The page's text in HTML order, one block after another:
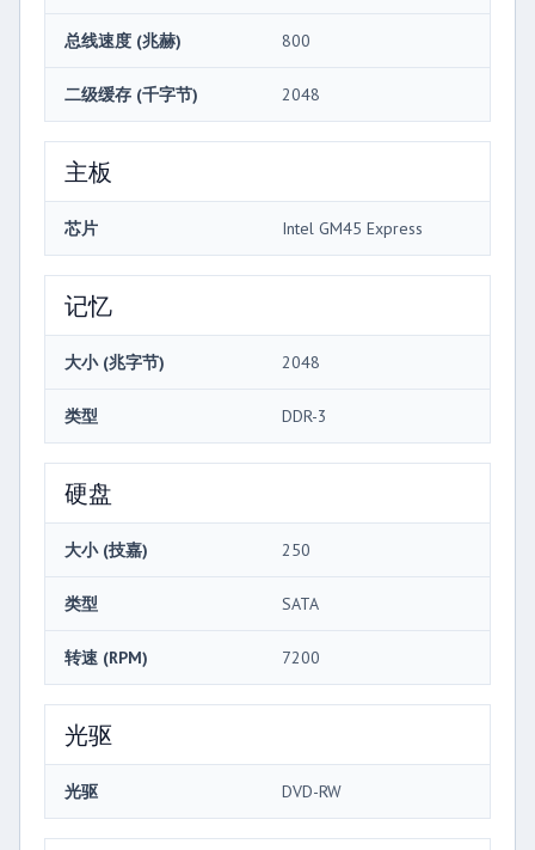
总线速度 (兆赫) 800
二级缓存 (千字节) 2048
主板
芯片 Intel GM45 Express
记忆
大小 (兆字节) 2048
类型 DDR-3
硬盘
大小 (技嘉) 250
类型 SATA
转速 (RPM) 7200
光驱
光驱 DVD-RW